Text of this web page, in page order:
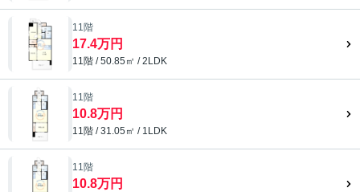
11階
17.4万円
11階 / 50.85㎡ / 2LDK
11階
10.8万円
11階 / 31.05㎡ / 1LDK
11階
10.8万円